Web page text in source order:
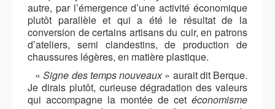
autre, par l’émergence d’une activité économique
plutôt parallèle et qui a été le résultat de la
conversion de certains artisans du cuir, en patrons
d’ateliers, semi clandestins, de production de
chaussures légères, en matière plastique.
«Signe des temps nouveaux» aurait dit Berque.
Je dirais plutôt, curieuse dégradation des valeurs
qui accompagne la montée de cet économisme